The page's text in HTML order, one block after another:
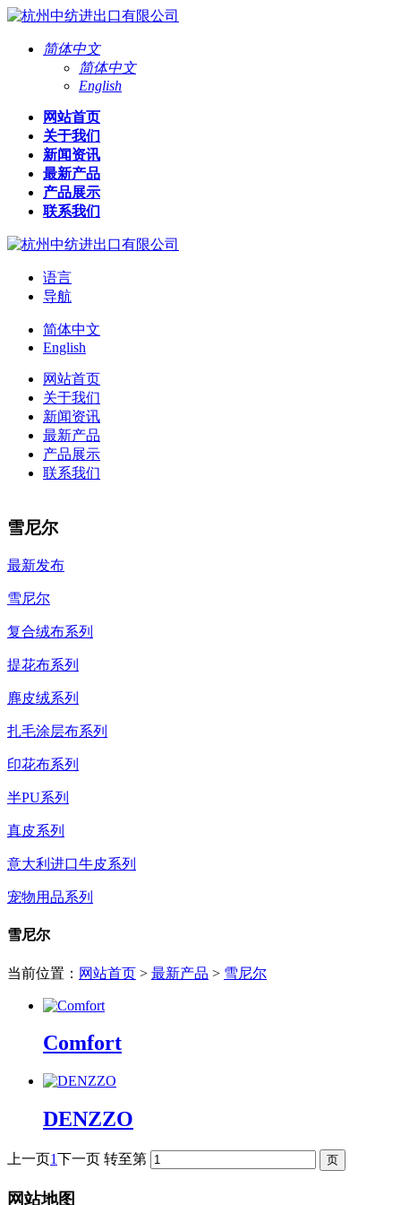
简体中文
简体中文
English
网站首页
关于我们
新闻资讯
最新产品
产品展示
联系我们
语言
导航
简体中文
English
网站首页
关于我们
新闻资讯
最新产品
产品展示
联系我们
雪尼尔
最新发布
雪尼尔
复合绒布系列
提花布系列
麂皮绒系列
扎毛涂层布系列
印花布系列
半PU系列
真皮系列
意大利进口牛皮系列
宠物用品系列
雪尼尔
当前位置： 网站首页 > 最新产品 > 雪尼尔
Comfort
DENZZO
上一页1下一页 转至第
网站地图